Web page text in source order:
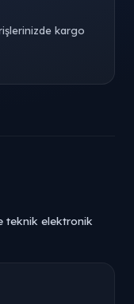
kargo
teknik elektronik